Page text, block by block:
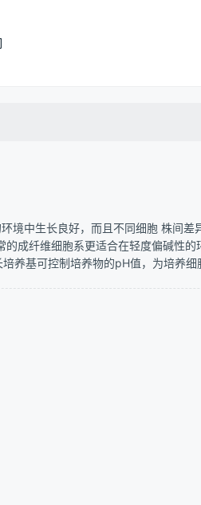
境中生长良好，而且不同细胞 株间
成纤维细胞系更适合在轻度偏碱性
养基可控制培养物的pH值，为培养